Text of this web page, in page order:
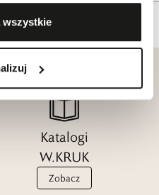
wszystkie
Katalogi
W.KRUK
Zobacz